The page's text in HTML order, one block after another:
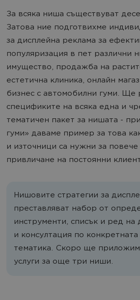
За всяка ниша съществуват
Затова ние подготвихме
за дисплейна реклама за
популяризация в пет различни
имущество, продажба на
естетична клиника, онлайн
бизнес с автомобилни гуми. Ще
спецификите на всяка една и
тематичен пакет за нишата -
гуми» даваме пример за това
и източници са нужни за
привличане на постоянни
Нишовите стратегии за
преставляват набор от
инструменти, списък и ред на
и консултация по
тематика. Скоро ще
услуги за още три ниши.